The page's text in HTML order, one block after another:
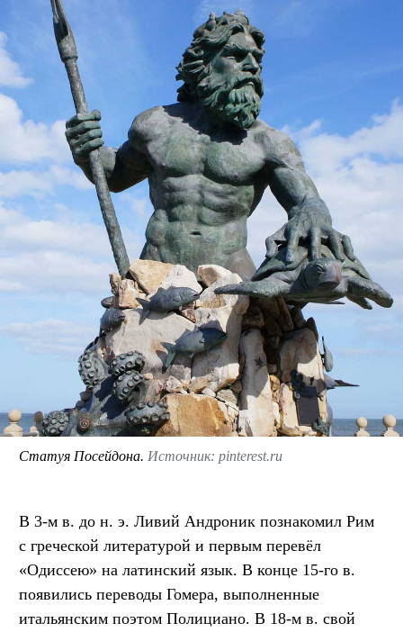
Статуя Посейдона. Источник: pinterest.ru
В 3-м в. до н. э. Ливий Андроник познакомил Рим
с греческой литературой и первым перевёл
«Одиссею» на латинский язык. В конце 15-го в.
появились переводы Гомера, выполненные
итальянским поэтом Полициано. В 18-м в. свой